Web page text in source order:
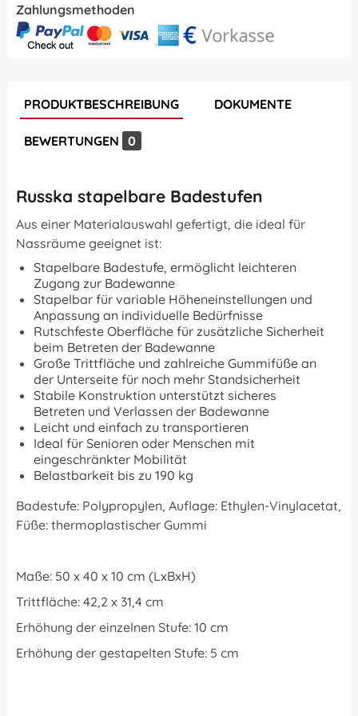
Zahlungsmethoden
PRODUKTBESCHREIBUNG DOKUMENTE
BEWERTUNGEN 0
Russka stapelbare Badestufen
Aus einer Materialauswahl gefertigt, die ideal für
Nassräume geeignet ist:
Stapelbare Badestufe, ermöglicht leichteren
Zugang zur Badewanne
Stapelbar für variable Höheneinstellungen und
Anpassung an individuelle Bedürfnisse
Rutschfeste Oberfläche für zusätzliche Sicherheit
beim Betreten der Badewanne
Große Trittfläche und zahlreiche Gummifüße an
der Unterseite für noch mehr Standsicherheit
Stabile Konstruktion unterstützt sicheres
Betreten und Verlassen der Badewanne
Leicht und einfach zu transportieren
Ideal für Senioren oder Menschen mit
eingeschränkter Mobilität
Belastbarkeit bis zu 190 kg
Badestufe: Polypropylen, Auflage: Ethylen-Vinylacetat,
Füße: thermoplastischer Gummi
Maße: 50 x 40 x 10 cm (LxBxH)
Trittfläche: 42,2 x 31,4 cm
Erhöhung der einzelnen Stufe: 10 cm
Erhöhung der gestapelten Stufe: 5 cm